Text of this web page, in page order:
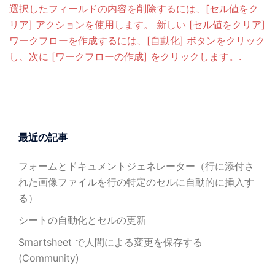
選択したフィールドの内容を削除するには、[セル値をク
リア] アクションを使用します。 新しい [セル値をクリア]
ワークフローを作成するには、[自動化] ボタンをクリック
し、次に [ワークフローの作成] をクリックします。.
最近の記事
フォームとドキュメントジェネレーター（行に添付さ
れた画像ファイルを行の特定のセルに自動的に挿入す
る）
シートの自動化とセルの更新
Smartsheet で人間による変更を保存する
(Community)